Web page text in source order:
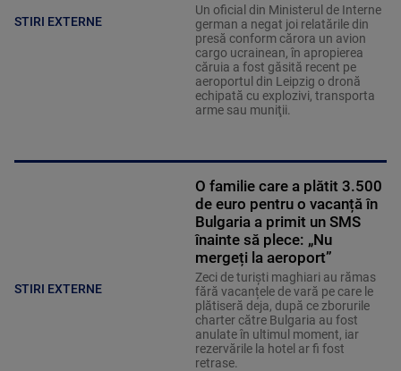
STIRI EXTERNE
Un oficial din Ministerul de Interne
german a negat joi relatările din
presă conform cărora un avion
cargo ucrainean, în apropierea
căruia a fost găsită recent pe
aeroportul din Leipzig o dronă
echipată cu explozivi, transporta
arme sau muniţii.
STIRI EXTERNE
O familie care a plătit 3.500
de euro pentru o vacanță în
Bulgaria a primit un SMS
înainte să plece: „Nu
mergeți la aeroport”
Zeci de turiști maghiari au rămas
fără vacanțele de vară pe care le
plătiseră deja, după ce zborurile
charter către Bulgaria au fost
anulate în ultimul moment, iar
rezervările la hotel ar fi fost
retrase.